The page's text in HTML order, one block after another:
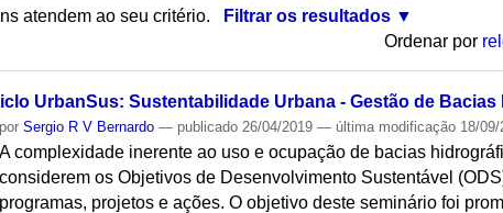
atendem ao seu critério.
Filtrar os resultados
Ordenar por
UrbanSus: Sustentabilidade Urbana - Gestão de
porSergio R V Bernardo — publicado 26/04/2019— última modificação 18/
A complexidade inerente ao uso e ocupação de bacias
considerem os Objetivos de Desenvolvimento Sustentável
programas, projetos e ações. O objetivo deste seminário foi